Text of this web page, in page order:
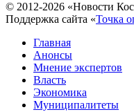
© 2012-2026 «Новости
Поддержка сайта «Точка
Главная
Анонсы
Мнение экспертов
Власть
Экономика
Муниципалитеты